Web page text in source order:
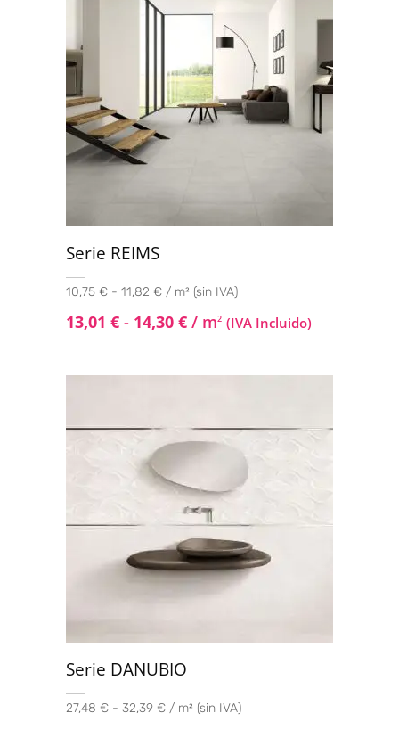
Serie REIMS
10,75 € - 11,82 € / m² (sin IVA)
13,01 € - 14,30 € / m2 (IVA Incluido)
Serie DANUBIO
27,48 € - 32,39 € / m² (sin IVA)